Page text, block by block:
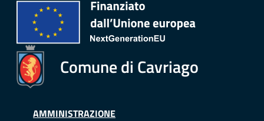
Comune di Cavriago
AMMINISTRAZIONE